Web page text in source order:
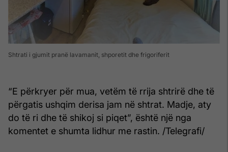
Shtrati i gjumit pranë lavamanit, shporetit dhe frigoriferit
“E përkryer për mua, vetëm të rrija shtrirë dhe të
përgatis ushqim derisa jam në shtrat. Madje, aty
do të ri dhe të shikoj si piqet”, është një nga
komentet e shumta lidhur me rastin. /Telegrafi/